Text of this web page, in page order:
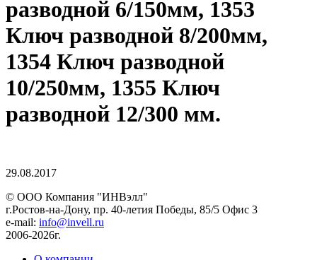
разводной 6/150мм, 1353
Ключ разводной 8/200мм,
1354 Ключ разводной
10/250мм, 1355 Ключ
разводной 12/300 мм.
29.08.2017
© ООО Компания "ИНВэлл"
г.Ростов-на-Дону, пр. 40-летия Победы, 85/5 Офис 3
e-mail: info@invell.ru
2006-2026г.